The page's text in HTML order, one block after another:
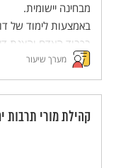
מבחינה יישומית.
באמצעות לימוד של
בכבוד האדם והצגת
הבסיס לזכויות האדם.
לחשיבה משותפת –
את הערך של שמירה
מערך שיעור
קהילת מורי תרבות